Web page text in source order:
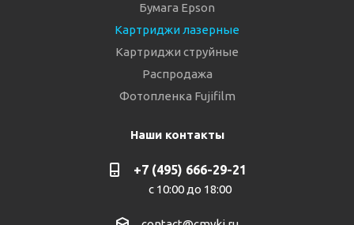
Бумага Epson
Картриджи лазерные
Картриджи струйные
Распродажа
Фотопленка Fujifilm
Наши контакты
+7 (495) 666-29-21
с 10:00 до 18:00